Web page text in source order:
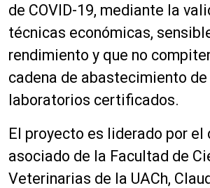
de COVID-19, mediante la
técnicas económicas,
rendimiento y que no
cadena de abastecimiento
laboratorios certificados.
El proyecto es liderado por el
asociado de la Facultad de
Veterinarias de la UACh,